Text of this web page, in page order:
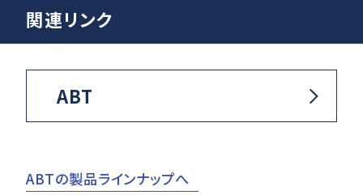
関連リンク
ABT
ABTの製品ラインナップへ